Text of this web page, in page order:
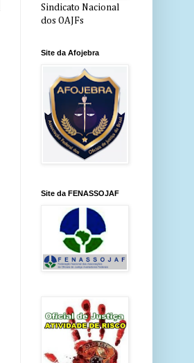
Sindicato Nacional
dos OAJFs
Site da Afojebra
Site da FENASSOJAF